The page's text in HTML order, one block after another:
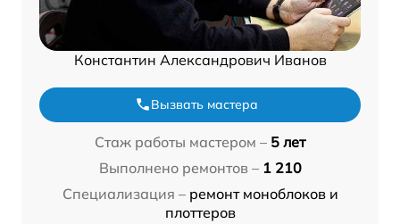
Константин Александрович Иванов
Вызвать мастера
Стаж работы мастером – 5 лет
Выполнено ремонтов – 1 210
Специализация – ремонт моноблоков и
плоттеров